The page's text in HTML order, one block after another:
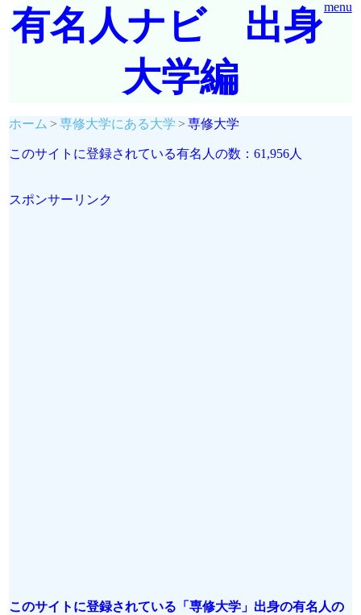
menu
有名人ナビ 出身
大学編
ホーム 専修大学にある大学 専修大学
このサイトに登録されている有名人の数：61,956人
スポンサーリンク
このサイトに登録されている「専修大学」出身の有名人の